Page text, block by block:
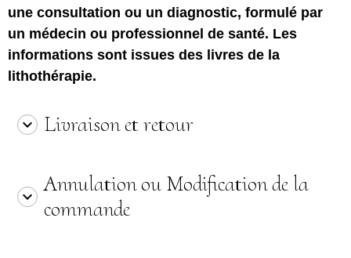
une consultation ou un diagnostic, formulé par
un médecin ou professionnel de santé. Les
informations sont issues des livres de la
lithothérapie.
Livraison et retour
Annulation ou Modification de la
commande